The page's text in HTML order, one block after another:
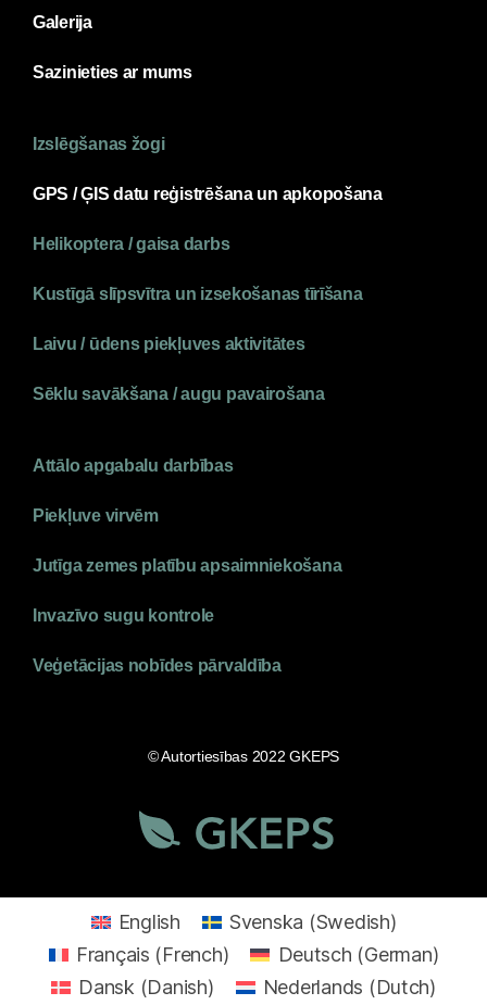
Galerija
Sazinieties ar mums
Izslēgšanas žogi
GPS / ĢIS datu reģistrēšana un apkopošana
Helikoptera / gaisa darbs
Kustīgā slīpsvītra un izsekošanas tīrīšana
Laivu / ūdens piekļuves aktivitātes
Sēklu savākšana / augu pavairošana
Attālo apgabalu darbības
Piekļuve virvēm
Jutīga zemes platību apsaimniekošana
Invazīvo sugu kontrole
Veģetācijas nobīdes pārvaldība
© Autortiesības 2022 GKEPS
English Svenska (Swedish)
Français (French) Deutsch (German)
Dansk (Danish) Nederlands (Dutch)